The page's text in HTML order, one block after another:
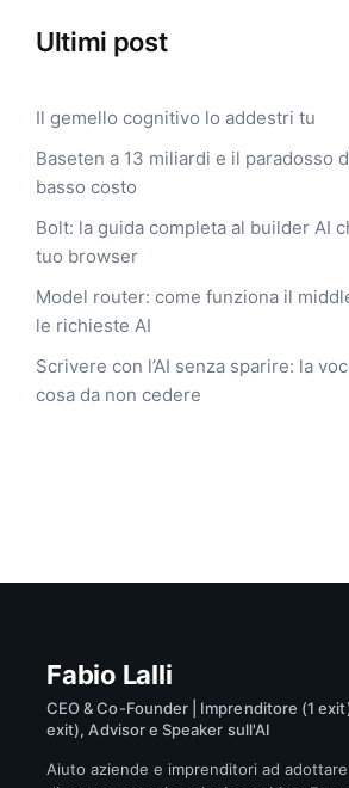
Ultimi post
Il gemello cognitivo lo addestri tu
Baseten a 13 miliardi e il paradosso
basso costo
Bolt: la guida completa al builder AI
tuo browser
Model router: come funziona il
le richieste AI
Scrivere con l’AI senza sparire: la
cosa da non cedere
Fabio Lalli
CEO & Co-Founder | Imprenditore (1
exit), Advisor e Speaker sull'AI
Aiuto aziende e imprenditori ad